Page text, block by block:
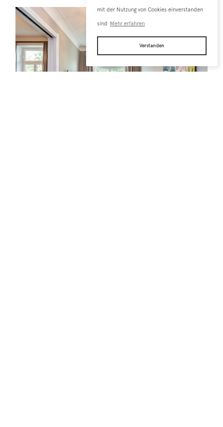
mit der Nutzung von Cookies einverstanden
sind Mehr erfahren
Verstanden